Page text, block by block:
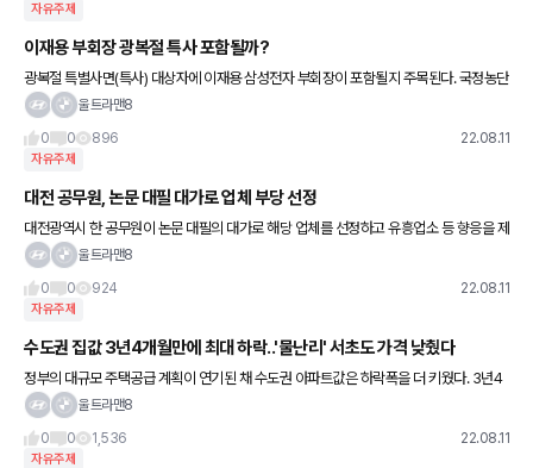
자유주제
이재용 부회장 광복절 특사 포함될까?
광복절 특별사면(특사) 대상자에 이재용 삼성전자 부회장이 포함될지 주목된다. 국정농단
사건으로 징역 2년6개월을 받은 이 부회장은 형기가 만료됐으나, 앞으로 5년간 취업제한
울트라맨8
0
0 896 22.08.11
자유주제
대전 공무원, 논문 대필 대가로 업체 부당 선정
대전광역시 한 공무원이 논문 대필의 대가로 해당 업체를 선정하고 유흥업소 등 향응을 제
공받는가 하면, 금품수수 대가로 통신단말기 업체 선정에 개입하는 등 부당이익을 제공한
울트라맨8
0
0 924 22.08.11
자유주제
수도권 집값 3년4개월만에 최대 하락..'물난리' 서초도 가격 낮췄다
정부의 대규모 주택공급 계획이 연기된 채 수도권 아파트값은 하락폭을 더 키웠다. 3년4
개월여만에 최대폭으로 떨어졌다. 서초구에서도 일부 단지에서 호가를 낮춘 매물이 나오
울트라맨8
0
0 1,536 22.08.11
자유주제